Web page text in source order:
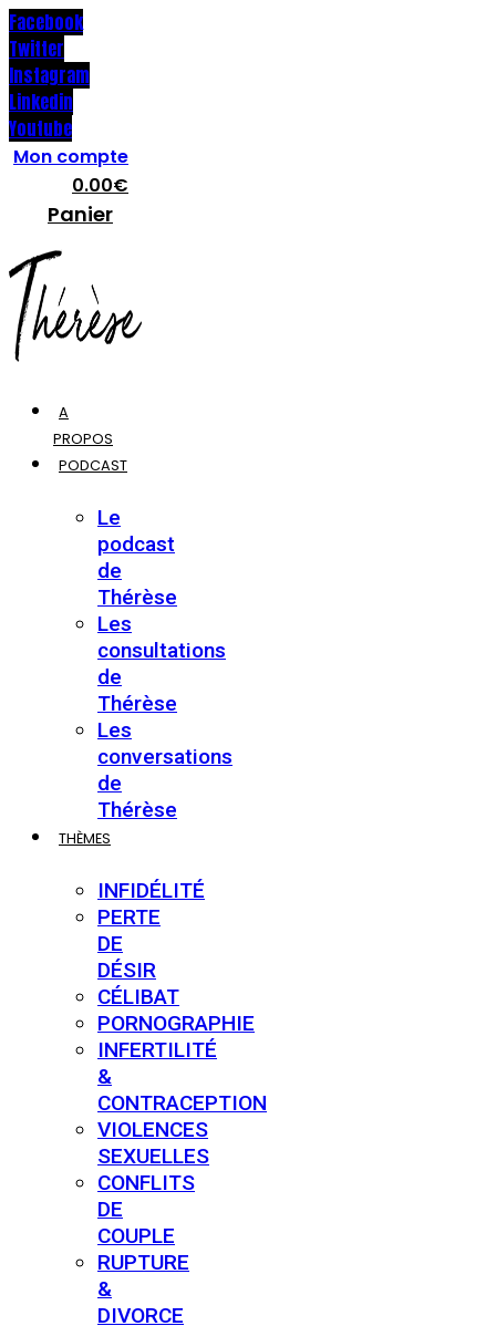
Facebook
Twitter
Instagram
Linkedin
Youtube
Mon compte
0.00€
Panier
A
PROPOS
PODCAST
Le
podcast
de
Thérèse
Les
consultations
de
Thérèse
Les
conversations
de
Thérèse
THÈMES
INFIDÉLITÉ
PERTE
DE
DÉSIR
CÉLIBAT
PORNOGRAPHIE
INFERTILITÉ
&
CONTRACEPTION
VIOLENCES
SEXUELLES
CONFLITS
DE
COUPLE
RUPTURE
&
DIVORCE